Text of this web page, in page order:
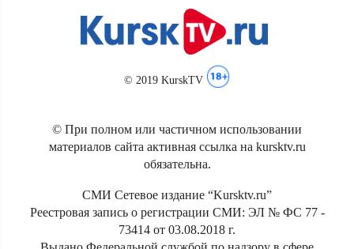
© 2019 KurskTV
© При полном или частичном использовании
материалов сайта активная ссылка на kursktv.ru
обязательна.
СМИ Сетевое издание “Kursktv.ru”
Реестровая запись о регистрации СМИ: ЭЛ № ФС 77 -
73414 от 03.08.2018 г.